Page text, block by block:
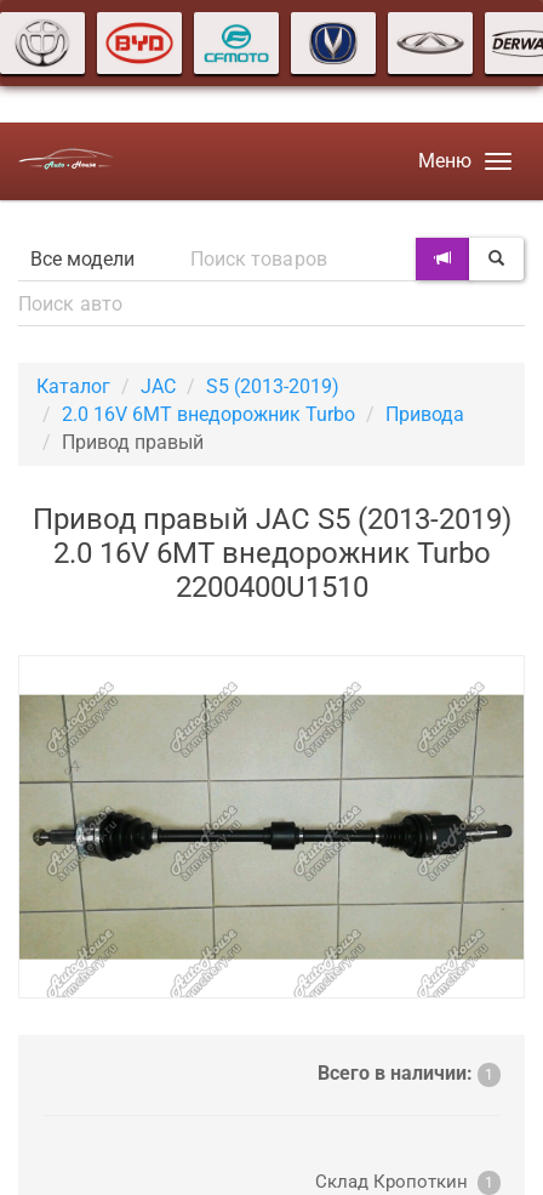
Меню
Каталог JAC
S5 (2013-2019)
2.0 16V 6MT внедорожник Turbo
Привода
Привод правый
Привод правый JAC S5 (2013-2019)
2.0 16V 6MT внедорожник Turbo
2200400U1510
Всего в наличии: 1
Склад Кропоткин 1